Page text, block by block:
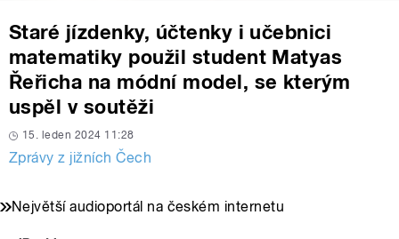
Staré jízdenky, účtenky i učebnici
matematiky použil student Matyas
Řeřicha na módní model, se kterým
uspěl v soutěži
15. leden 2024 11:28
Zprávy z jižních Čech
Největší audioportál na českém internetu